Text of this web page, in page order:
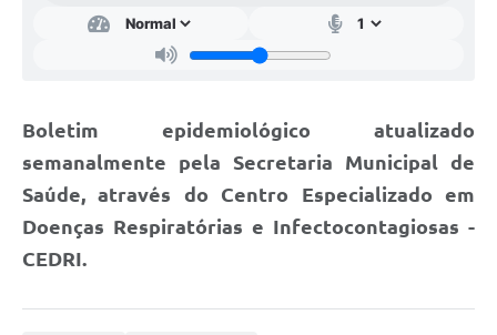
Links e Sites
Arquivos para Download
Diário Oficial
Links
Serviços Online
Boletim epidemiológico atualizado
semanalmente pela Secretaria Municipal de
Saúde, através do Centro Especializado em
Doenças Respiratórias e Infectocontagiosas -
CEDRI.